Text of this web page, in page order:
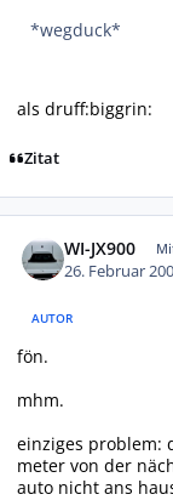
*wegduck*
als druff:biggrin:
Zitat
WI-JX900
26. Februar
AUTOR
fön.
mhm.
einziges problem:
meter von der
auto nicht ans